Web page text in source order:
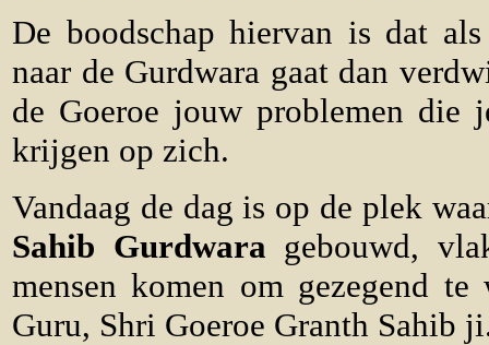
De boodschap hiervan is dat
naar de Gurdwara gaat dan
de Goeroe jouw problemen die
krijgen op zich.
Vandaag de dag is op de plek
Sahib Gurdwara gebouwd,
mensen komen om gezegend
Guru, Shri Goeroe Granth Sahib